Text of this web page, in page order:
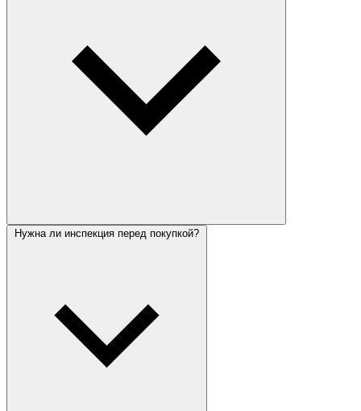
Нужна ли инспекция перед покупкой?